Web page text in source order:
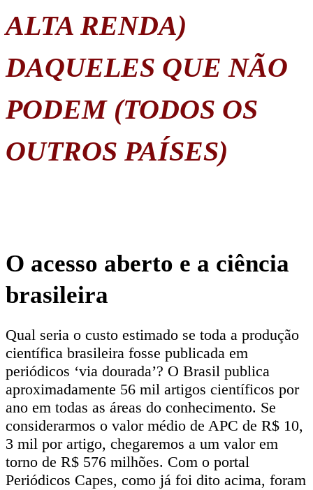
ALTA RENDA)
DAQUELES QUE NÃO
PODEM (TODOS OS
OUTROS PAÍSES)
O acesso aberto e a ciência
brasileira
Qual seria o custo estimado se toda a produção
científica brasileira fosse publicada em
periódicos ‘via dourada’? O Brasil publica
aproximadamente 56 mil artigos científicos por
ano em todas as áreas do conhecimento. Se
considerarmos o valor médio de APC de R$ 10,
3 mil por artigo, chegaremos a um valor em
torno de R$ 576 milhões. Com o portal
Periódicos Capes, como já foi dito acima, foram